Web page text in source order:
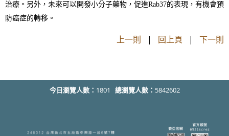
治療。另外，未來可以開發小分子藥物，促進Rab37的表現，有機會預
防癌症的轉移。
上一則 | 回上頁 | 下一則
今日瀏覽人數： 1801 總瀏覽人數： 5842602